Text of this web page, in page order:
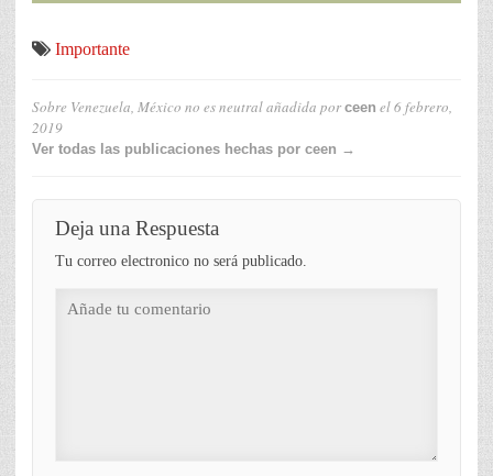
Importante
Sobre Venezuela, México no es neutralañadida por ceen el6 febrero,
2019
Ver todas las publicaciones hechas por ceen →
Deja una Respuesta
Tu correo electronico no será publicado.